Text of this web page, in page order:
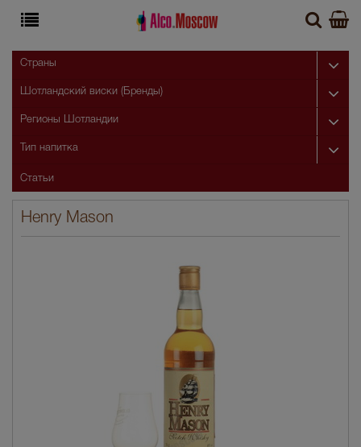
Henry Mason
Страны
Шотландский виски (Бренды)
Регионы Шотландии
Тип напитка
Статьи